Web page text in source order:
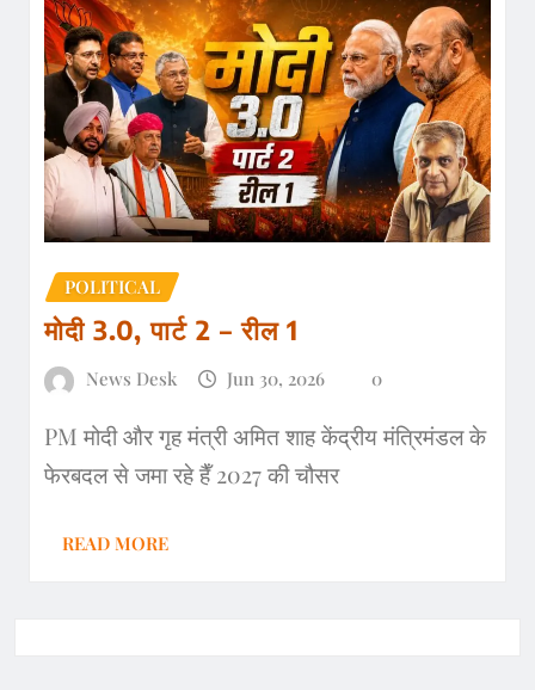
POLITICAL
मोदी 3.0, पार्ट 2 – रील 1
News Desk Jun 30, 2026 0
PM मोदी और गृह मंत्री अमित शाह केंद्रीय मंत्रिमंडल के
फेरबदल से जमा रहे हैँ 2027 की चौसर
READ MORE